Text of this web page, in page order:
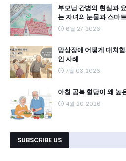
부모님 간병의 현실과
는 자녀의 눈물과 스마
6월 27, 2026
망상장애 어떻게 대처
인 사례
7월 03, 2026
아침 공복 혈당이 왜 높
4월 20, 2026
SUBSCRIBE US